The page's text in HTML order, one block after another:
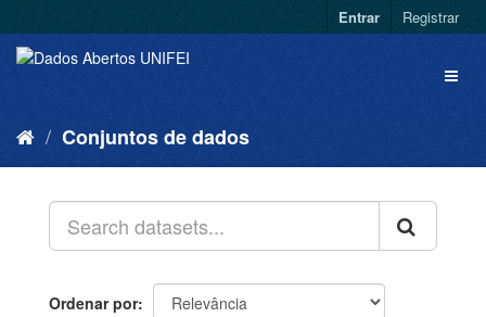
Entrar Registrar
Conjuntos de dados
Ordenar por